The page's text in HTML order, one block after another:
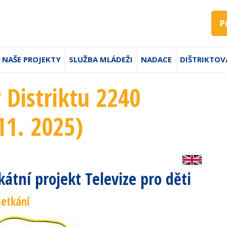
NAŠE PROJEKTY SLUŽBA MLÁDEŽI NADACE
2240
2025)
projekt Televize pro děti